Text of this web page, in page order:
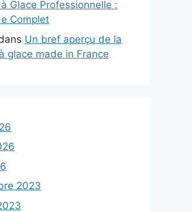
Glace Professionnelle :
Complet
Un bref aperçu de la
glace made in France
2023